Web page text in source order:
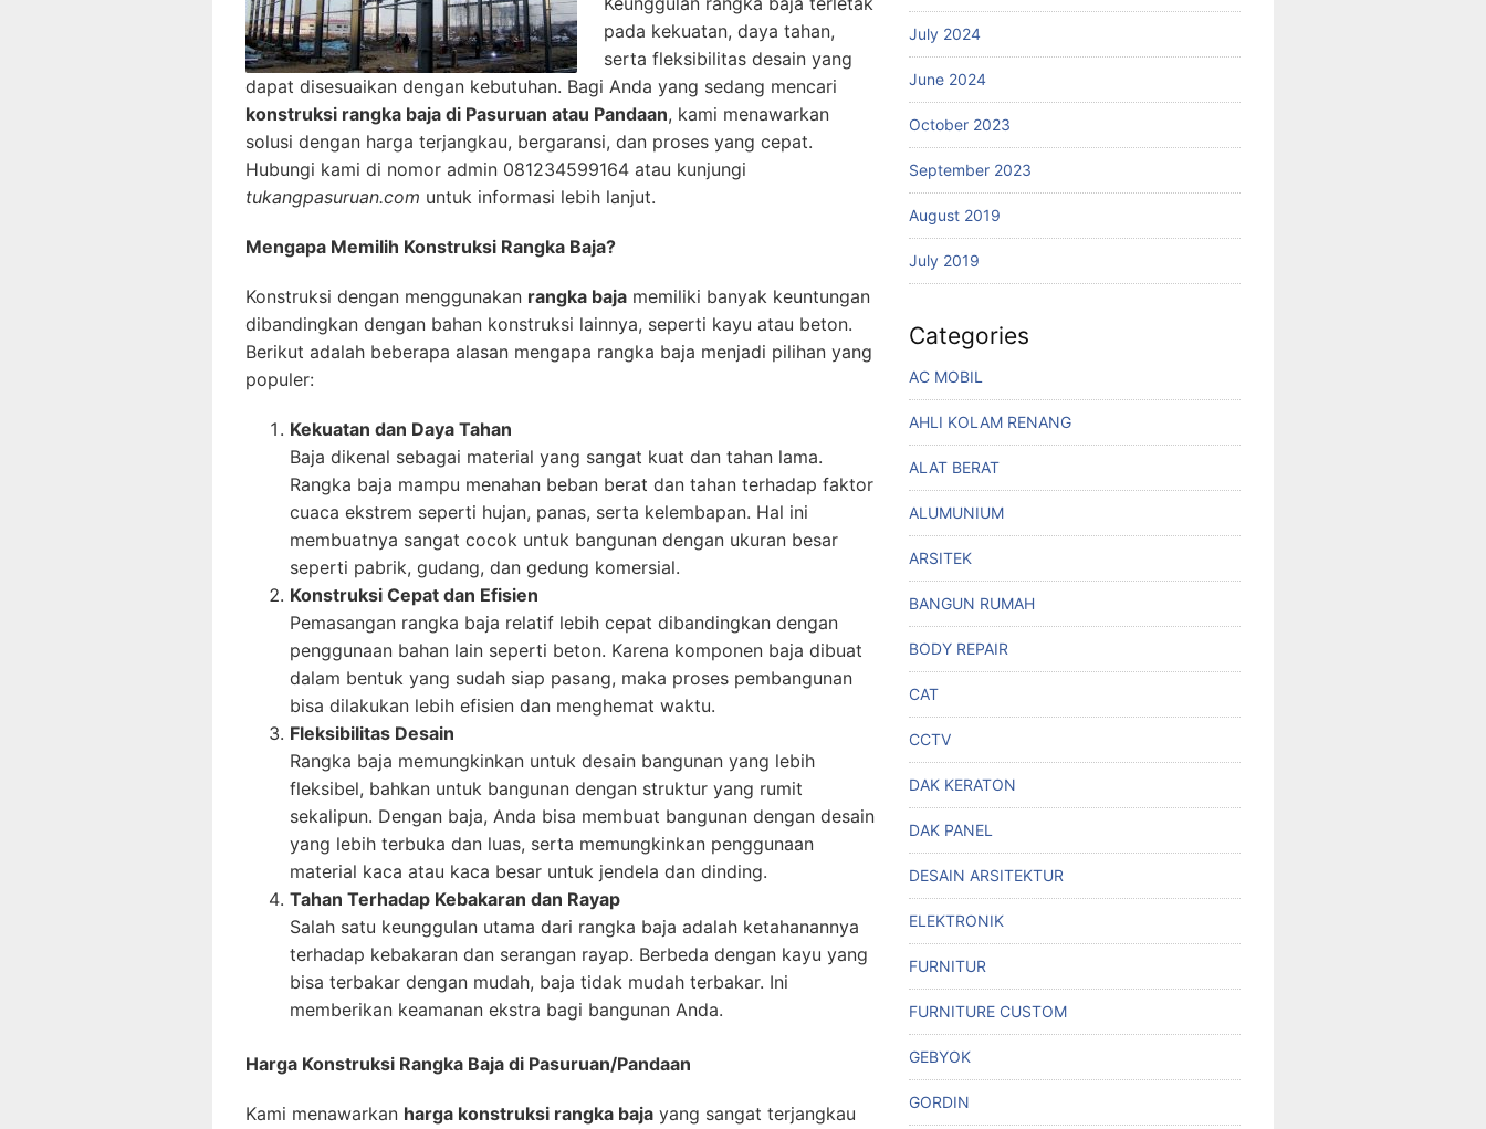
pada kekuatan, daya tahan,
serta fleksibilitas desain yang
dapat disesuaikan dengan kebutuhan. Bagi Anda yang sedang mencari
konstruksi rangka baja di Pasuruan atau Pandaan, kami menawarkan
solusi dengan harga terjangkau, bergaransi, dan proses yang cepat.
Hubungi kami di nomor admin 081234599164 atau kunjungi
tukangpasuruan.com untuk informasi lebih lanjut.
Mengapa Memilih Konstruksi Rangka Baja?
Konstruksi dengan menggunakan rangka baja memiliki banyak keuntungan
dibandingkan dengan bahan konstruksi lainnya, seperti kayu atau beton.
Berikut adalah beberapa alasan mengapa rangka baja menjadi pilihan yang
populer:
Kekuatan dan Daya Tahan
Baja dikenal sebagai material yang sangat kuat dan tahan lama.
Rangka baja mampu menahan beban berat dan tahan terhadap faktor
cuaca ekstrem seperti hujan, panas, serta kelembapan. Hal ini
membuatnya sangat cocok untuk bangunan dengan ukuran besar
seperti pabrik, gudang, dan gedung komersial.
Konstruksi Cepat dan Efisien
Pemasangan rangka baja relatif lebih cepat dibandingkan dengan
penggunaan bahan lain seperti beton. Karena komponen baja dibuat
dalam bentuk yang sudah siap pasang, maka proses pembangunan
bisa dilakukan lebih efisien dan menghemat waktu.
Fleksibilitas Desain
Rangka baja memungkinkan untuk desain bangunan yang lebih
fleksibel, bahkan untuk bangunan dengan struktur yang rumit
sekalipun. Dengan baja, Anda bisa membuat bangunan dengan desain
yang lebih terbuka dan luas, serta memungkinkan penggunaan
material kaca atau kaca besar untuk jendela dan dinding.
Tahan Terhadap Kebakaran dan Rayap
Salah satu keunggulan utama dari rangka baja adalah ketahanannya
terhadap kebakaran dan serangan rayap. Berbeda dengan kayu yang
bisa terbakar dengan mudah, baja tidak mudah terbakar. Ini
memberikan keamanan ekstra bagi bangunan Anda.
Harga Konstruksi Rangka Baja di Pasuruan/Pandaan
Kami menawarkan harga konstruksi rangka baja yang sangat terjangkau
July 2024
June 2024
October 2023
September 2023
August 2019
July 2019
Categories
AC MOBIL
AHLI KOLAM RENANG
ALAT BERAT
ALUMUNIUM
ARSITEK
BANGUN RUMAH
BODY REPAIR
CAT
CCTV
DAK KERATON
DAK PANEL
DESAIN ARSITEKTUR
ELEKTRONIK
FURNITUR
FURNITURE CUSTOM
GEBYOK
GORDIN